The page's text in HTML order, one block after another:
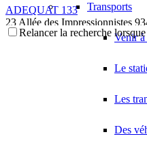
Transports
Venir
Le
Les
Des
ADEQUAT 133
23 Allée des Impressionnistes
1 Rue Francois Mauriac
14 Rue Pierre Loti 93420
Relancer la recherche